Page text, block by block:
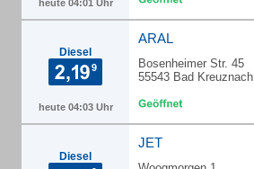
heute 04:01 Uhr
Diesel
heute 04:03 Uhr
ARAL
Bosenheimer Str. 45
55543 Bad Kreuznach
Diesel
JET